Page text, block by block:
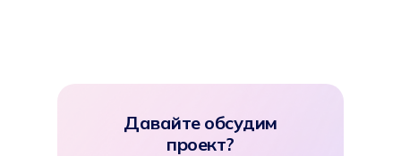
Давайте обсудим
проект?